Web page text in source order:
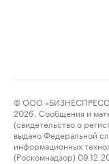
© ООО
2026. Сообщения и
(свидетельство о
выдано Федеральной
информационных
(Роскомнадзор)